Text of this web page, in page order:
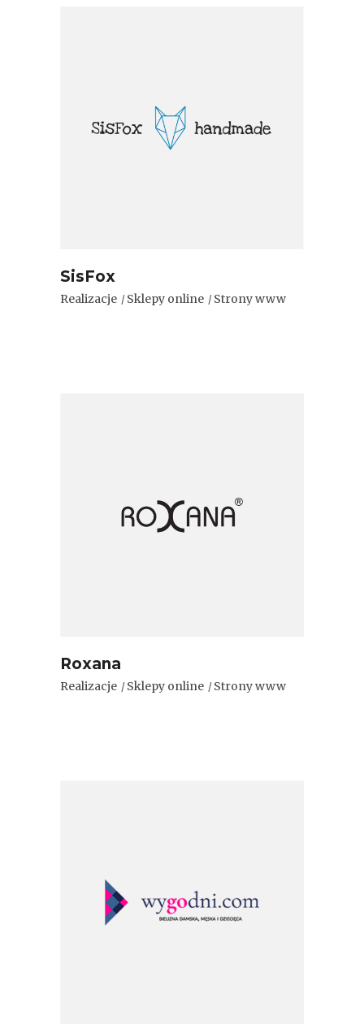
SisFox
Realizacje Sklepy online Strony www
Roxana
Realizacje Sklepy online Strony www